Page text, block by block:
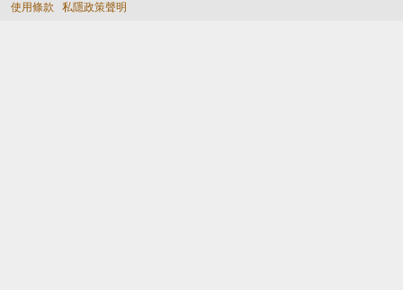
使用條款
私隱政策聲明